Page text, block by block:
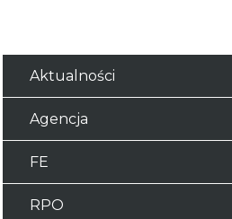
Aktualności
Agencja
FE
RPO